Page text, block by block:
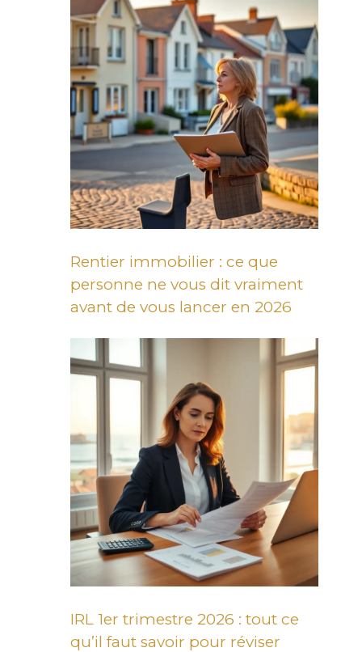
Rentier immobilier : ce que
personne ne vous dit vraiment
avant de vous lancer en 2026
IRL 1er trimestre 2026 : tout ce
qu’il faut savoir pour réviser